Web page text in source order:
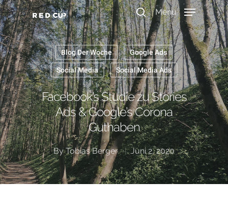
Durchsuche unser Wissen
Menu
Blog Der Woche Google Ads
Social Media Social Media Ads
Facebook’s Studie zu Stories
Ads & Google’s Corona
Guthaben
ByTobias Berger Juni 2, 2020